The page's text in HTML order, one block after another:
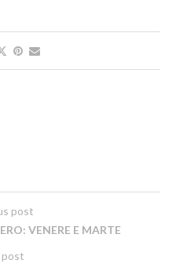
post
VENERE E MARTE